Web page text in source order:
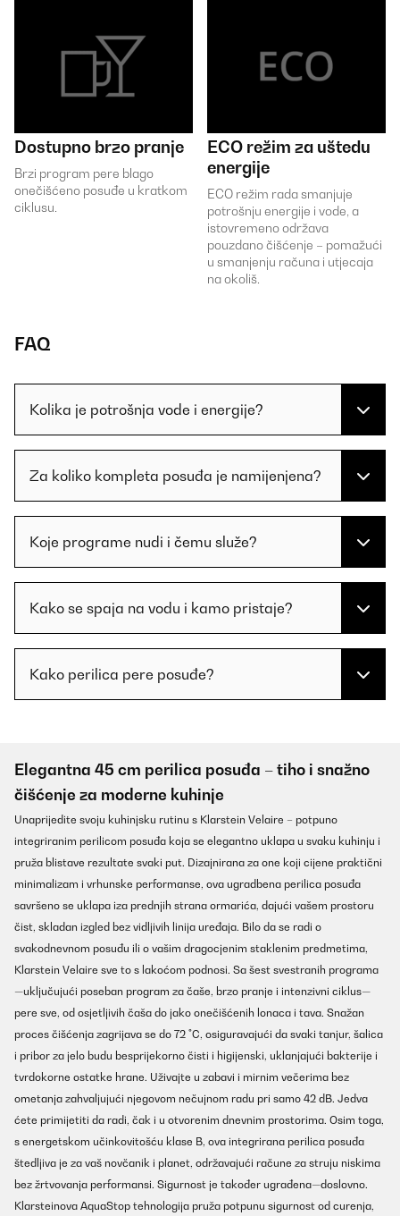
Dostupno brzo pranje
Brzi program pere blago
onečišćeno posuđe u kratkom
ciklusu.
ECO režim za uštedu
energije
ECO režim rada smanjuje
potrošnju energije i vode, a
istovremeno održava
pouzdano čišćenje – pomažući
u smanjenju računa i utjecaja
na okoliš.
FAQ
Kolika je potrošnja vode i energije?
Za koliko kompleta posuđa je namijenjena?
Koje programe nudi i čemu služe?
Kako se spaja na vodu i kamo pristaje?
Kako perilica pere posuđe?
Elegantna 45 cm perilica posuđa – tiho i snažno
čišćenje za moderne kuhinje
Unaprijedite svoju kuhinjsku rutinu s Klarstein Velaire – potpuno
integriranim perilicom posuđa koja se elegantno uklapa u svaku kuhinju i
pruža blistave rezultate svaki put. Dizajnirana za one koji cijene praktični
minimalizam i vrhunske performanse, ova ugradbena perilica posuđa
savršeno se uklapa iza prednjih strana ormarića, dajući vašem prostoru
čist, skladan izgled bez vidljivih linija uređaja. Bilo da se radi o
svakodnevnom posuđu ili o vašim dragocjenim staklenim predmetima,
Klarstein Velaire sve to s lakoćom podnosi. Sa šest svestranih programa
—uključujući poseban program za čaše, brzo pranje i intenzivni ciklus—
pere sve, od osjetljivih čaša do jako onečišćenih lonaca i tava. Snažan
proces čišćenja zagrijava se do 72 °C, osiguravajući da svaki tanjur, šalica
i pribor za jelo budu besprijekorno čisti i higijenski, uklanjajući bakterije i
tvrdokorne ostatke hrane. Uživajte u zabavi i mirnim večerima bez
ometanja zahvaljujući njegovom nečujnom radu pri samo 42 dB. Jedva
ćete primijetiti da radi, čak i u otvorenim dnevnim prostorima. Osim toga,
s energetskom učinkovitošću klase B, ova integrirana perilica posuđa
štedljiva je za vaš novčanik i planet, održavajući račune za struju niskima
bez žrtvovanja performansi. Sigurnost je također ugrađena—doslovno.
Klarsteinova AquaStop tehnologija pruža potpunu sigurnost od curenja,